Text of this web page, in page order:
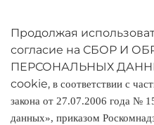
+7 927 276-53-00
Продолжая
согласие на СБОР И
ПЕРСОНАЛЬНЫХ
cookie, в соответствии с
закона от 27.07.2006 года №
данных», приказом